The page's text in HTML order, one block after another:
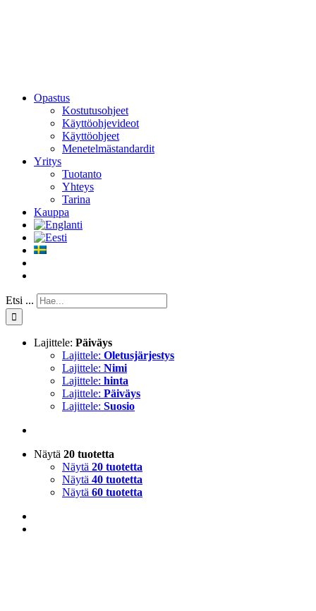
Opastus
Kostutusohjeet
Käyttöohjevideot
Käyttöohjeet
Menetelmästandardit
Yritys
Tuotanto
Yhteys
Tarina
Kauppa
Etsi ...
Lajittele: Päiväys
Lajittele: Oletusjärjestys
Lajittele: Nimi
Lajittele: hinta
Lajittele: Päiväys
Lajittele: Suosio
Näytä 20 tuotetta
Näytä 20 tuotetta
Näytä 40 tuotetta
Näytä 60 tuotetta